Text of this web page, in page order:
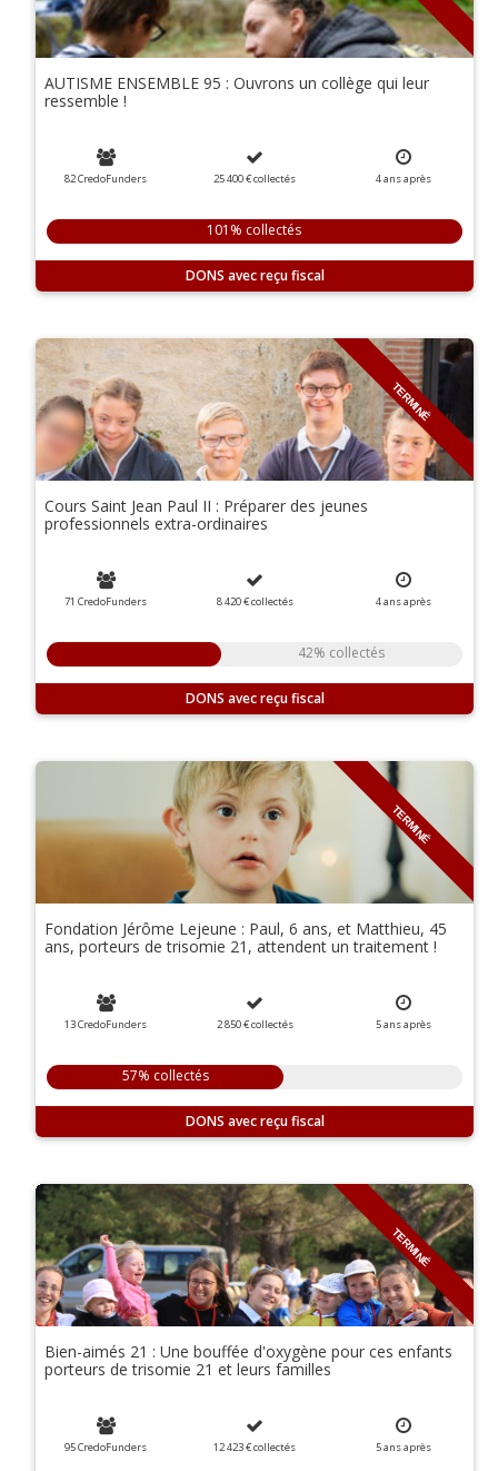
AUTISME ENSEMBLE 95 : Ouvrons un collège qui leur
ressemble !
82 CredoFunders 25 400 €collectés 4ansaprès
101% collectés
DONS
TERMINÉ
Cours Saint Jean Paul II : Préparer des jeunes
professionnels extra-ordinaires
71 CredoFunders 8 420 €collectés 4ansaprès
42% collectés
DONS
TERMINÉ
Fondation Jérôme Lejeune : Paul, 6 ans, et Matthieu, 45
ans, porteurs de trisomie 21, attendent un traitement !
13 CredoFunders 2 850 €collectés 5ansaprès
57% collectés
DONS
TERMINÉ
Bien-aimés 21 : Une bouffée d'oxygène pour ces enfants
porteurs de trisomie 21 et leurs familles
95 CredoFunders 12 423 €collectés 5ansaprès